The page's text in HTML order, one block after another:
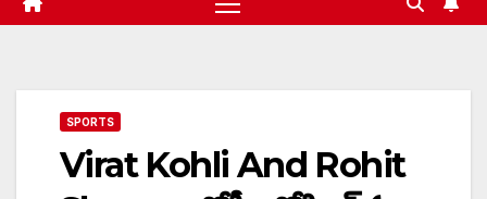
SPORTS
Virat Kohli And Rohit